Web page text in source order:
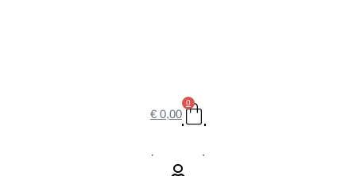
€ 0,00
0